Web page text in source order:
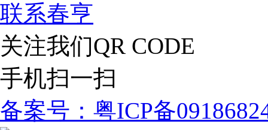
联系春亨
关注我们QR CODE
手机扫一扫
备案号：粤ICP备